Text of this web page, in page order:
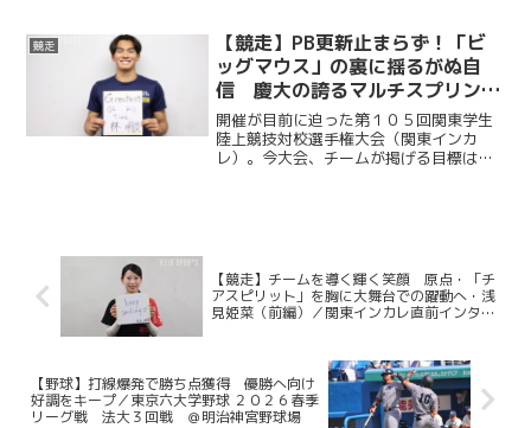
大舞台で１点でも多く掴み取るために部
員たちは全てを懸けてピークを...
競走
【競走】PB更新止まらず！「ビ
ッグマウス」の裏に揺るがぬ自
信 慶大の誇るマルチスプリンタ
ーが目指すもの・林明良（前編）
／関東インカレ直前インタビュー
２０２６・第４弾
開催が目前に迫った第１０５回関東学生
陸上競技対校選手権大会（関東インカ
レ）。今大会、チームが掲げる目標は
【競走】チームを導く輝く笑顔 原点・「チ
アスピリット」を胸に大舞台での躍動へ・浅
見姫菜（前編）／関東インカレ直前インタビ
【野球】打線爆発で勝ち点獲得 優勝へ向け
好調をキープ／東京六大学野球 ２０２６春季
リーグ戦 法大３回戦 ＠明治神宮野球場